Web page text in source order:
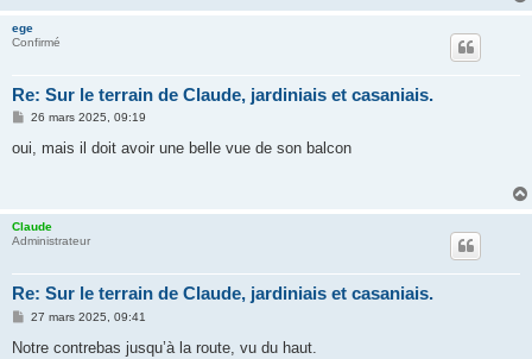
ege
Confirmé
Re: Sur le terrain de Claude, jardiniais et casaniais.
M
s
26 mars 2025, 09:19
oui, mais il doit avoir une belle vue de son balcon
Claude
Administrateur
Re: Sur le terrain de Claude, jardiniais et casaniais.
M
s
27 mars 2025, 09:41
Notre contrebas jusqu’à la route, vu du haut.